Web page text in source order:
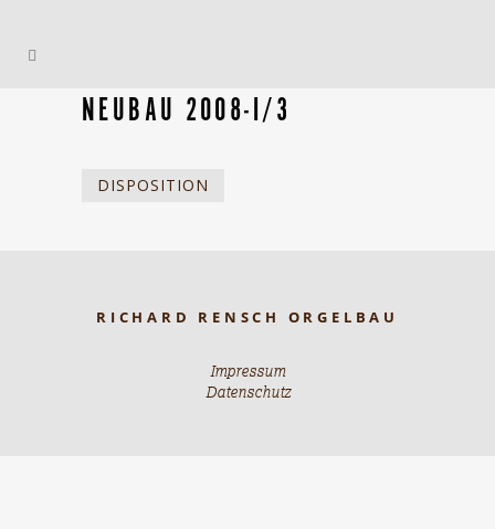
NEUBAU 2008-I/3
DISPOSITION
RICHARD RENSCH ORGELBAU
Impressum
Datenschutz